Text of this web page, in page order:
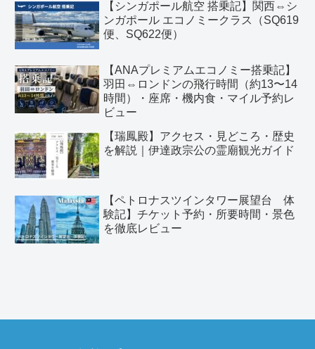
【シンガポール航空 搭乗記】関西⇔シ
ンガポール エコノミークラス（SQ619
便、SQ622便）
【ANAプレミアムエコノミー搭乗記】
羽田⇔ロンドンの飛行時間（約13〜14
時間）・座席・機内食・マイル予約レ
ビュー
【瑞鳳殿】アクセス・見どころ・歴史
を解説｜伊達政宗公の霊廟観光ガイド
【ペトロナスツインタワー展望台 体
験記】チケット予約・所要時間・景色
を徹底レビュー